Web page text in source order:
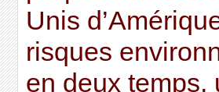
Unis
risques
en deux temps,